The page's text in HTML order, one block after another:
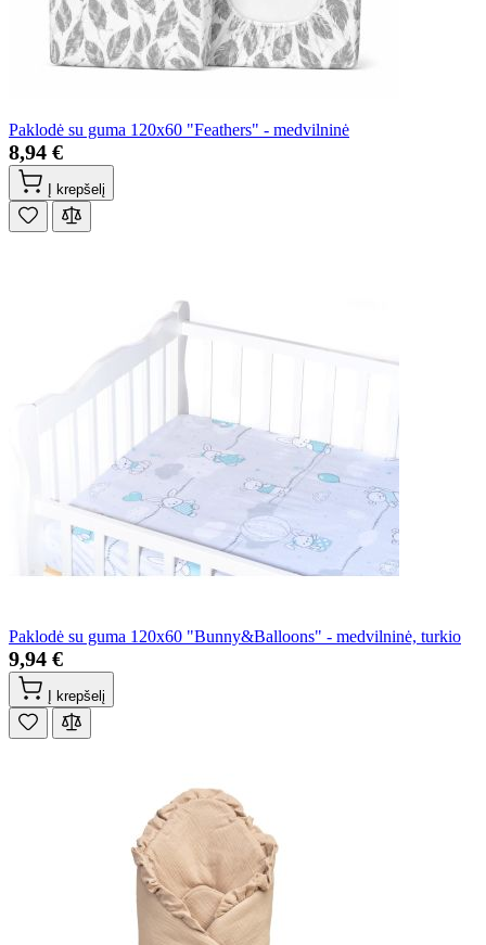
Paklodė su guma 120x60 "Feathers" - medvilninė
8,94 €
Į krepšelį
Paklodė su guma 120x60 "Bunny&Balloons" - medvilninė, turkio
9,94 €
Į krepšelį